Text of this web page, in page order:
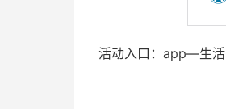
活动入口：app—生活